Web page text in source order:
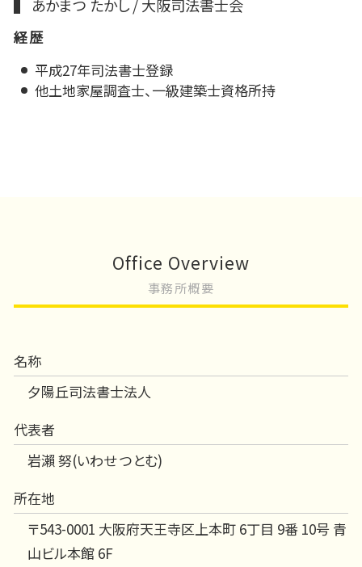
あかまつ たかし / 大阪司法書士会
経歴
平成27年司法書士登録
他土地家屋調査士、一級建築士資格所持
Office Overview
事務所概要
名称
夕陽丘司法書士法人
代表者
岩瀨 努(いわせ つとむ)
所在地
〒543-0001 大阪府天王寺区上本町 6丁目 9番 10号 青
山ビル本館 6F